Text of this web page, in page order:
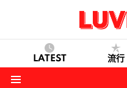
LATEST 流行